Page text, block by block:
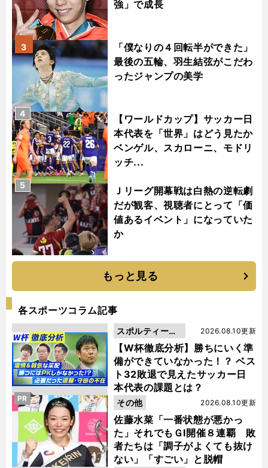
強」で成長
「僕なりの４回転半ができた」
最後の五輪、羽生結弦がこだわ
ったジャンプの美学
3
【ワールドカップ】サッカー日
本代表を「世界」はどう見たか
ベンゲル、スカローニ、モドリ
ッチ...
4
Ｊリーグ開幕戦は白熱の逆転劇
だが観客、視聴者にとって「価
値あるイベント」になっていた
か
5
もっと見る
各スポーツコラム記事
【W杯徹底分析】勝ちにいく準
備ができていなかった！？ ベス
ト32敗退で見えたサッカー日
本代表の課題とは？
2026.08.10更新
スポルティーバ
動画
佐藤水菜「一番状態が悪かっ
た」それでもＧⅠ開催８連覇 敗
者たちは「調子がよくても抜け
ない」「すごい」と脱帽
2026.08.10更新
その他
PR